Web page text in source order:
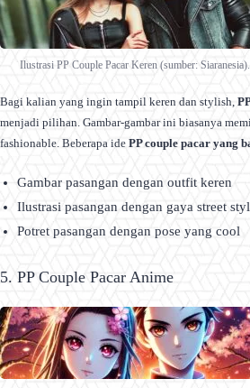
Ilustrasi PP Couple Pacar Keren (sumber: Siaranesia).
Bagi kalian yang ingin tampil keren dan stylish,
menjadi pilihan. Gambar-gambar ini biasanya
fashionable. Beberapa ide PP couple pacar yang
Gambar pasangan dengan outfit keren
Ilustrasi pasangan dengan gaya street
Potret pasangan dengan pose yang cool
5. PP Couple Pacar Anime